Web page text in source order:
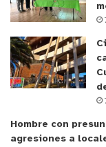
realizaron a
estableció un
otro cultivo o
colindan con
silvestre.
Aquí, se
polinizadores a
Hombre con
agresiones a